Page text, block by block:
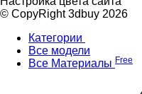
© CopyRight 3dbuy 2026
Категории
Все модели
Все Материалы Free